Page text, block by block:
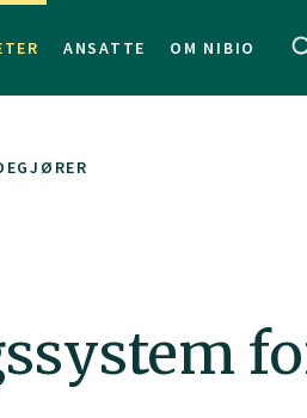
ANSATTE OM NIBIO